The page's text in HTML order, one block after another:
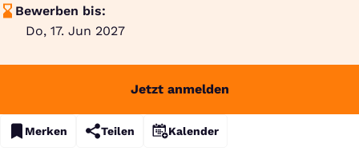
Bewerben bis:
Do, 17. Jun 2027
Jetzt anmelden
Merken Teilen Kalender